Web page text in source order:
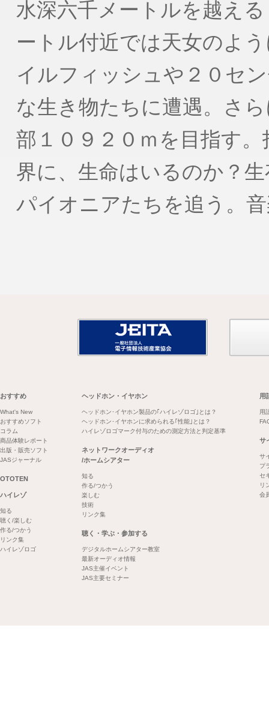
水深六千メートルを越え
ートル付近では天女のよ
イルフィッシュや２０セ
な生き物たちに遭遇。さ
部１０９２０ｍを目指す
界に、生命はいるのか？
パイオニアたちを追う。
おすすめ
What's New
おすすめソフト
コラム
商品体験レポート
出版・販売ソフト
JASジャーナル
OTOTEN
ハイレゾ
知る
聴く/楽しむ
作る/つかう
リンク集
ハイレゾロゴ
ヘッドホン・イヤホン
ヘッドホン･イヤホン製品の｢ハイレゾロゴ｣とは？
ヘッドホン･イヤホンに求められる｢性能｣とは？
ハイレゾロゴマーク付与のための測定方法と判定基準
ネットワークオーディオ
/ホームシアター
知る
作る/つかう
楽しむ
技術
リンク集
聴く・学ぶ・参加する
デジタルホームシアター教室
最新オーディオ情報
JAS主催イベント
JAS主要セミナー
用
用
サ
サ
プ
セ
リ
会